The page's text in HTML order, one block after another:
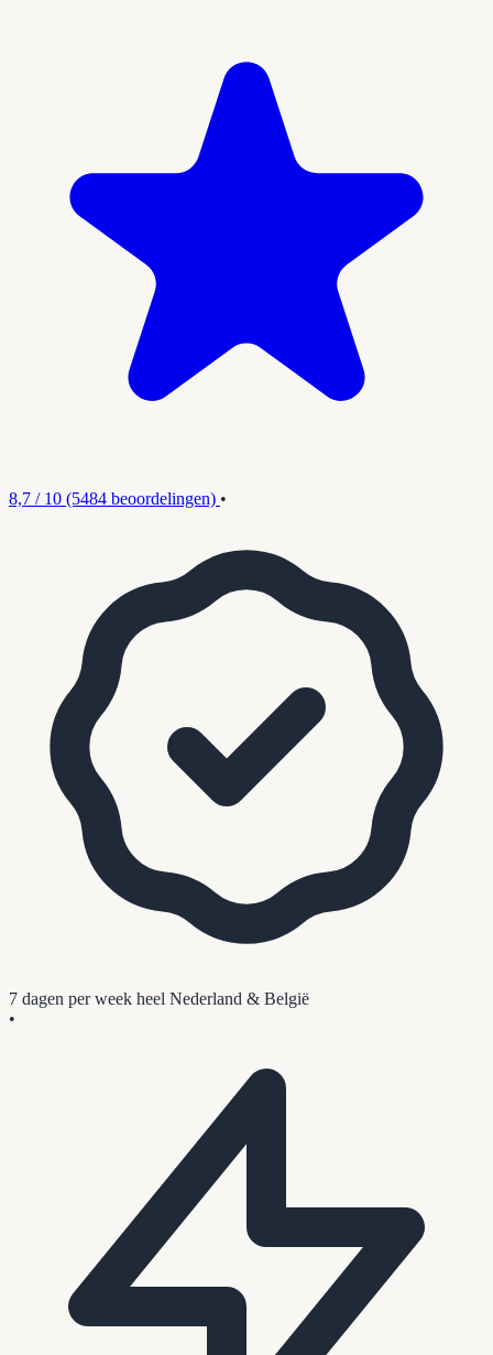
8,7 / 10 (5484 beoordelingen) •
7 dagen per week heel Nederland & België
•